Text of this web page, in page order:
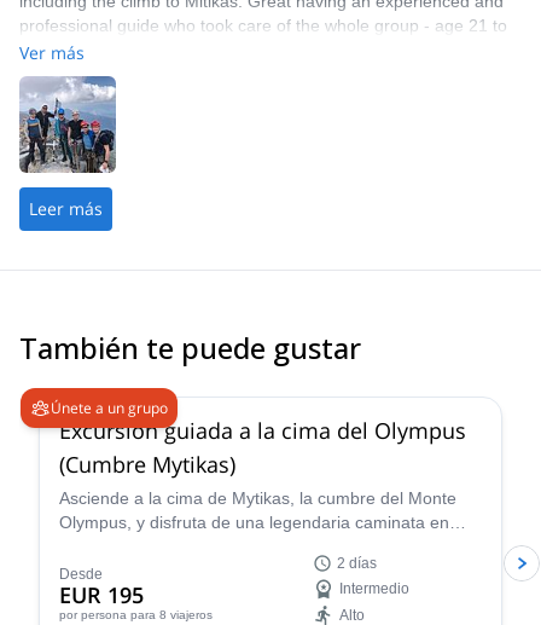
professional guide who took care of the whole group - age 21 to
61! Thank you from all of us🇳🇴!
Ver más
Leer más
También te puede gustar
Únete a un grupo
Excursión guiada a la cima del Olympus
(Cumbre Mytikas)
Asciende a la cima de Mytikas, la cumbre del Monte
Olympus, y disfruta de una legendaria caminata en
Desde
EUR 195
por persona para 8 viajeros
2 días
Intermedio
Alto